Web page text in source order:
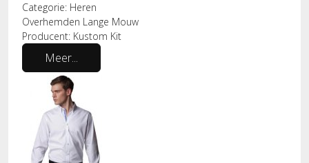
Categorie: Heren
Overhemden Lange Mouw
Producent: Kustom Kit
Meer...